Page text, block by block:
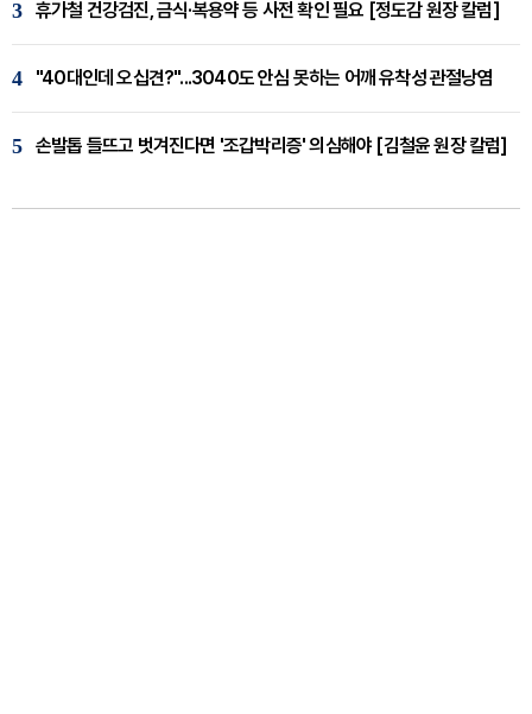
3 휴가철 건강검진, 금식·복용약 등 사전 확인 필요 [정도감 원장 칼럼]
4 "40대인데 오십견?"...3040도 안심 못하는 어깨 유착성 관절낭염
5 손발톱 들뜨고 벗겨진다면 '조갑박리증' 의심해야 [김철윤 원장 칼럼]